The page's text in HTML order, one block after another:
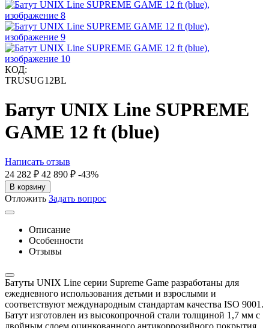
КОД:
TRUSUG12BL
Батут UNIX Line SUPREME
GAME 12 ft (blue)
Написать отзыв
24 282 ₽ 42 890 ₽ -43%
В корзину
Отложить Задать вопрос
Описание
Особенности
Отзывы
Батуты UNIX Line серии Supreme Game разработаны для
ежедневного использования детьми и взрослыми и
соответствуют международным стандартам качества ISO 9001.
Батут изготовлен из высокопрочной стали толщиной 1,7 мм с
двойным слоем оцинкованного антикоррозийного покрытия.